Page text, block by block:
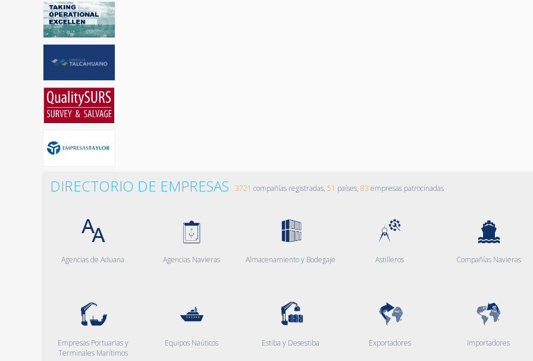
DIRECTORIO DE EMPRESAS 3721 compañías registradas, 51 países, 83 empresas patrocinadas
Agencias de Aduana Agencias Navieras Almacenamiento y Bodegaje Astilleros Compañías Navieras
Empresas Portuarias y
Terminales Marítimos
Equipos Naúticos Estiba y Desestiba Exportadores Importadores